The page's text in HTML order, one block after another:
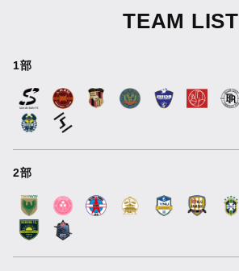
TEAM LIST
1部
2部